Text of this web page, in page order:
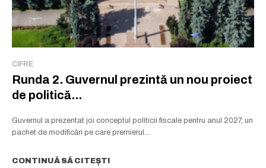
CIFRE
Runda 2. Guvernul prezintă un nou proiect
de politică...
Guvernul a prezentat joi conceptul politicii fiscale pentru anul 2027, un
pachet de modificări pe care premierul...
CONTINUĂ SĂ CITEȘTI